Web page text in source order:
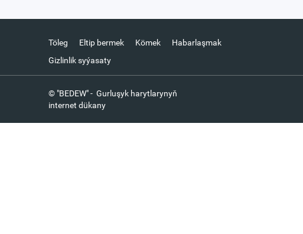
Töleg Eltip bermek Kömek
Habarlaşmak
Gizlinlik syýasaty
© "BEDEW" - Gurluşyk harytlarynyň
internet dükany